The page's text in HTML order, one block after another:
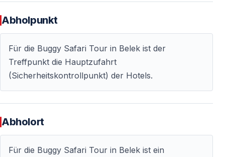
Beifahrer)
Die Route:
— Staubige Waldwege durch Pinienwälder
— Fotostopps an Aussichtspunkten
Fahrtzeit:ca. 1,5 Stunden reine Fahrt
Abholpunkt
Für die Buggy Safari Tour in Belek ist der
Treffpunkt die Hauptzufahrt
(Sicherheitskontrollpunkt) der Hotels.
Abholort
Für die Buggy Safari Tour in Belek ist ein